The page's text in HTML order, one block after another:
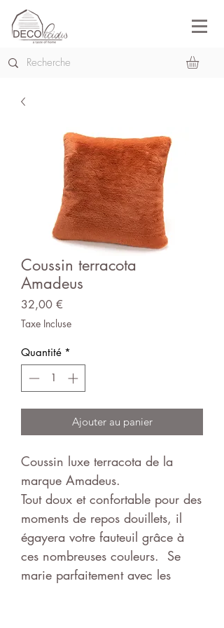
Coussin terracota
Amadeus
32,00 €
Taxe Incluse
Quantité *
Ajouter au panier
Coussin luxe terracota de la
marque Amadeus.
Tout doux et confortable pour des
moments de repos douillets, il
égayera votre fauteuil grâce à
ces nombreuses couleurs. Se
marie parfaitement avec les